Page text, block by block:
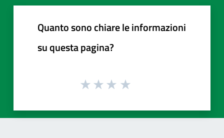
Quanto sono chiare le informazioni
su questa pagina?